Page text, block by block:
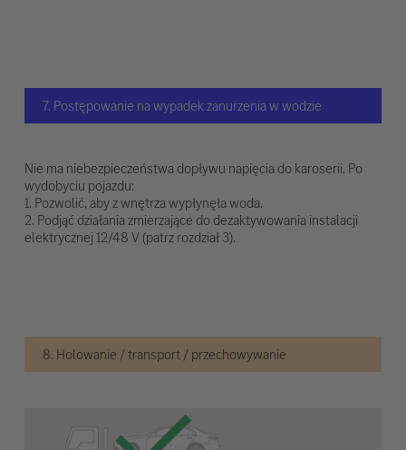
7. Postępowanie na wypadek zanurzenia w wodzie
Nie ma niebezpieczeństwa dopływu napięcia do karoserii. Po
wydobyciu pojazdu:
1. Pozwolić, aby z wnętrza wypłynęła woda.
2. Podjąć działania zmierzające do dezaktywowania instalacji
elektrycznej 12/48 V (patrz rozdział 3).
8. Holowanie / transport / przechowywanie